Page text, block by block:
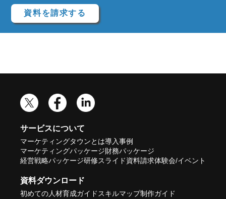
資料を請求する
サービスについて
マーケティングタウンとは導入事例
マーケティングパッケージ財務パッケージ
経営戦略パッケージ研修スライド資料請求体験会/イベント
資料ダウンロード
初めての人材育成ガイド スキルマップ制作ガイド